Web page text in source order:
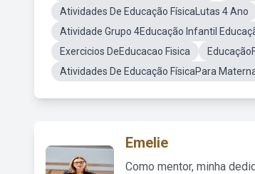
Atividades De Educação FísicaLutas 4 Ano
Atividade Grupo 4Educação Infantil
Exercicios DeEducacao Fisica
Atividades De Educação FísicaPara
Emelie
Como mentor, minha